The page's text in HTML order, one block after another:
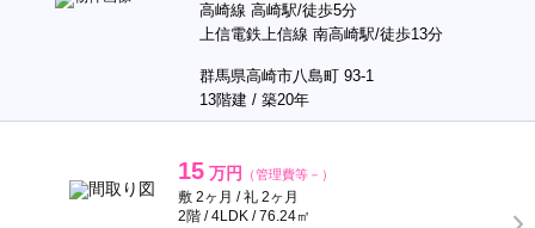
高崎線 高崎駅/徒歩5分
上信電鉄上信線 南高崎駅/徒歩13分
群馬県高崎市八島町 93-1
13階建 / 築20年
15 万円 （管理費等－）
敷 2ヶ月 / 礼 2ヶ月
2階 / 4LDK / 76.24㎡